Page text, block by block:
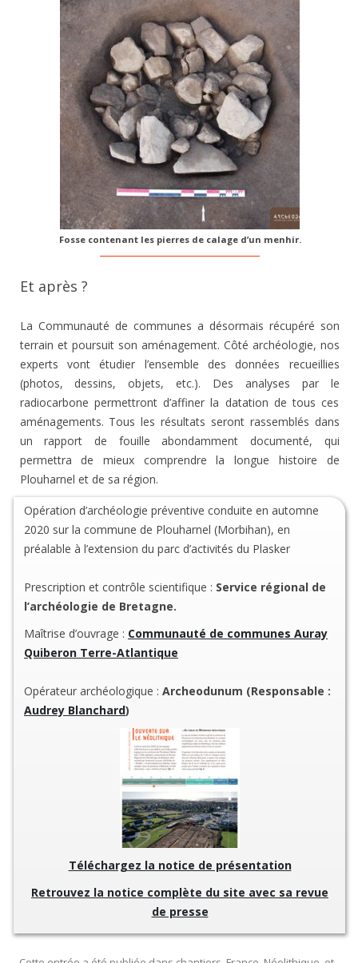
Fosse contenant les pierres de calage d’un menhir.
Et après ?
La Communauté de communes a désormais récupéré son
terrain et poursuit son aménagement. Côté archéologie, nos
experts vont étudier l’ensemble des données recueillies
(photos, dessins, objets, etc.). Des analyses par le
radiocarbone permettront d’affiner la datation de tous ces
aménagements. Tous les résultats seront rassemblés dans
un rapport de fouille abondamment documenté, qui
permettra de mieux comprendre la longue histoire de
Plouharnel et de sa région.
Opération d’archéologie préventive conduite en automne
2020 sur la commune de Plouharnel (Morbihan), en
préalable à l’extension du parc d’activités du Plasker
Prescription et contrôle scientifique : Service régional de
l’archéologie de Bretagne.
Maîtrise d’ouvrage : Communauté de communes Auray
Quiberon Terre-Atlantique
Opérateur archéologique : Archeodunum (Responsable :
Audrey Blanchard)
Téléchargez la notice de présentation
Retrouvez la notice complète du site avec sa revue
de presse